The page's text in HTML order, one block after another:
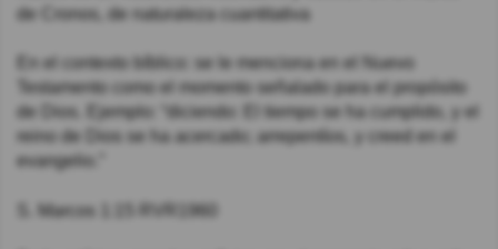
de Cronos, de naturaleza cuantitativa
En el contexto bíblico: se le menciona en el Nuevo
Testamento como el momento señalado para el propósito
de Dios. Ejemplo: “diciendo: El tiempo se ha cumplido, y el
reino de Dios se ha acercado; arrepentíos, y creed en el
evangelio.”
‭‭S. Marcos‬ ‭1:15‬ ‭RVR1960‬‬